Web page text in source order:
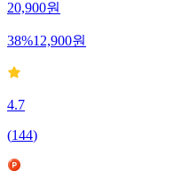
20,900원
38%12,900원
4.7
(144)